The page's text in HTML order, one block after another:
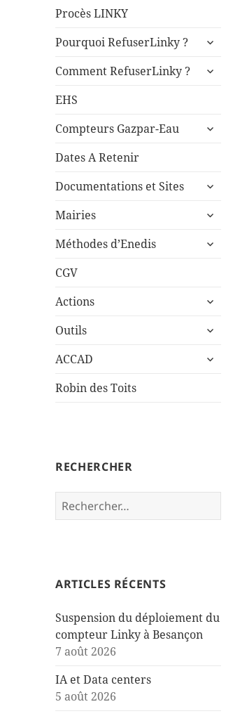
Procès LINKY
Pourquoi RefuserLinky ?
ouvrir
sous-
Comment RefuserLinky ?
ouvrir
EHS
Compteurs Gazpar-Eau
ouvrir
Dates A Retenir
Documentations et Sites
ouvrir
sous-
Mairies
ouvrir
sous-
Méthodes d’Enedis
ouvrir
CGV
Actions
ouvrir
sous-
Outils
ouvrir
sous-
ACCAD
ouvrir
Robin des Toits
RECHERCHER
Rechercher :
ARTICLES RÉCENTS
Suspension du déploiement du
compteur Linky à Besançon
7 août 2026
IA et Data centers
5 août 2026